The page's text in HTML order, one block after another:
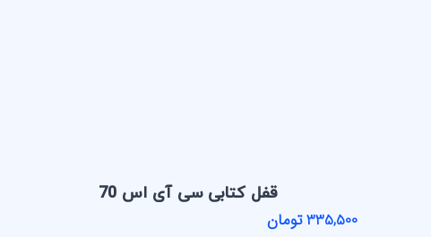
قفل کتابی سی آی اس 70
335,500 تومان